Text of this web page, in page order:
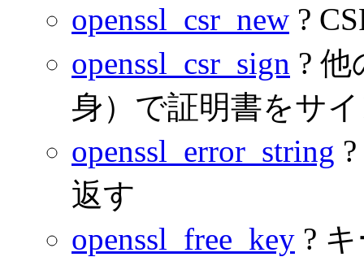
openssl_csr_new ?
openssl_csr_sign ?
身）で証明書をサ
openssl_error_string
返す
openssl_free_key ?